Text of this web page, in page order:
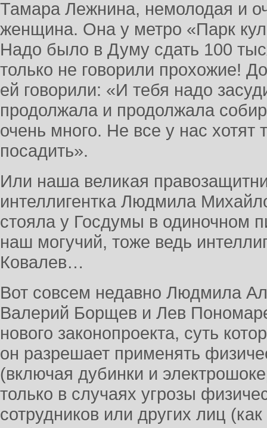
Тамара Лежнина, немолодая и
женщина. Она у метро «Парк
Надо было в Думу сдать 100
только не говорили прохожие!
ей говорили: «И тебя надо
продолжала и продолжала
очень много. Не все у нас хотят
посадить».
Или наша великая
интеллигентка Людмила
стояла у Госдумы в одиночном
наш могучий, тоже ведь
Ковалев…
Вот совсем недавно Людмила
Валерий Борщев и Лев
нового законопроекта, суть
он разрешает применять
(включая дубинки и
только в случаях угрозы
сотрудников или других лиц